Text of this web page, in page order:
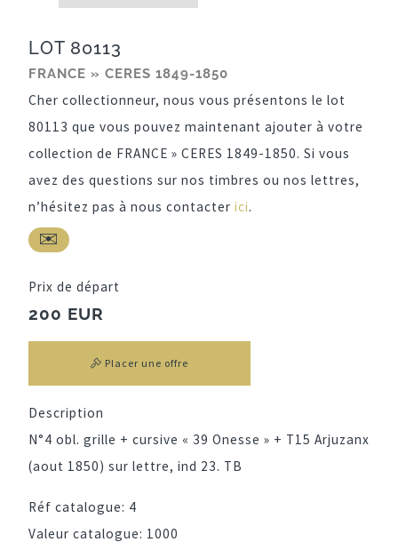
LOT 80113
FRANCE » CERES 1849-1850
Cher collectionneur, nous vous présentons le lot
80113 que vous pouvez maintenant ajouter à votre
collection de FRANCE » CERES 1849-1850. Si vous
avez des questions sur nos timbres ou nos lettres,
n’hésitez pas à nous contacter ici.
Prix de départ
200 EUR
Placer une offre
Description
N°4 obl. grille + cursive « 39 Onesse » + T15 Arjuzanx
(aout 1850) sur lettre, ind 23. TB
Réf catalogue: 4
Valeur catalogue: 1000